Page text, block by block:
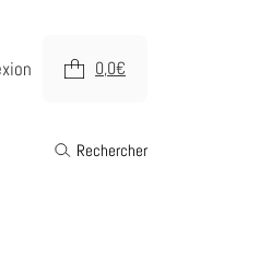
0,0€
Rechercher